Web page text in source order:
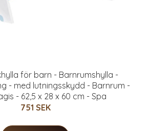
för barn - Barnrumshylla -
- med lutningsskydd - Barnrum -
- 62,5 x 28 x 60 cm - Spa
751 SEK